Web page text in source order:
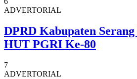
ADVERTORIAL
DPRD Kabupaten
HUT PGRI Ke-80
7
ADVERTORIAL